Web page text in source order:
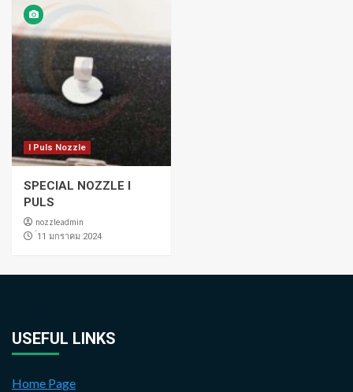
I Puls Nozzle
SPECIAL NOZZLE I
PULS
nozzleadmin
่11 มกราคม 2024
USEFUL LINKS
Home Page